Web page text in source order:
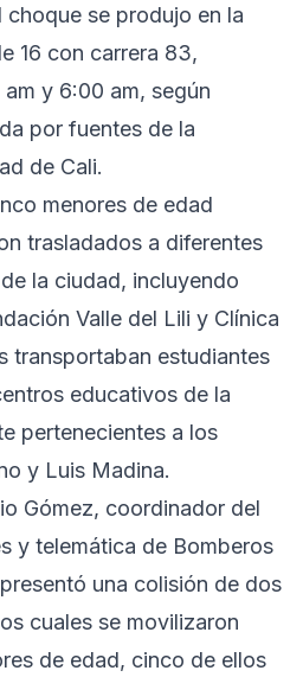
choque se produjo en la
16 con carrera 83,
y 6:00 am, según
por fuentes de la
de Cali.
menores de edad
trasladados a diferentes
la ciudad, incluyendo
Valle del Lili y Clínica
transportaban estudiantes
educativos de la
pertenecientes a los
y Luis Madina.
Gómez, coordinador del
y telemática de Bomberos
una colisión de dos
cuales se movilizaron
de edad, cinco de ellos